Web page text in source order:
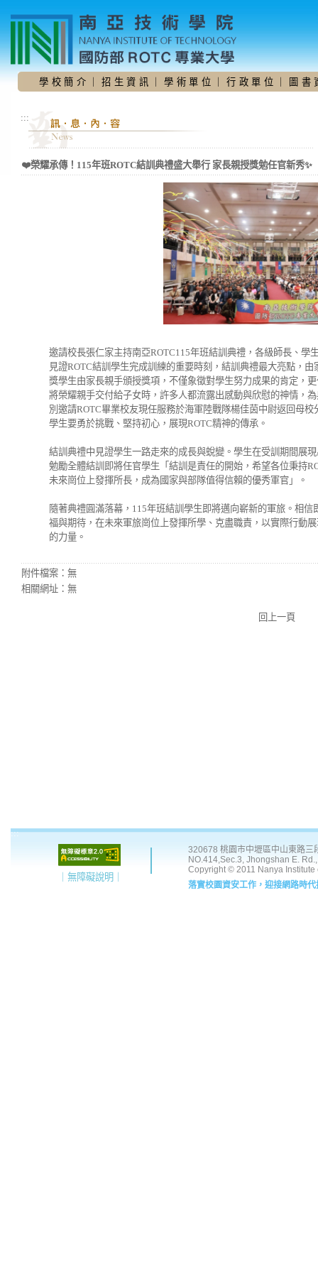
要
內
學 校 簡 介 招 生 資 訊 學 術 單 位 ｜行 政 單 位 圖 書
:::
❤️榮耀承傳！115年班ROTC結訓典禮盛大舉行 家長親授獎勉任官新秀✨
邀請校長張仁家主持南亞ROTC115年班結訓典禮，各級師長、學
見證ROTC結訓學生完成訓練的重要時刻，結訓典禮最大亮點，
獎學生由家長親手頒授獎項，不僅象徵對學生努力成果的肯定，
將榮耀親手交付給子女時，許多人都流露出感動與欣慰的神情，
別邀請ROTC畢業校友現任服務於海軍陸戰隊楊佳茵中尉返回母
學生要勇於挑戰、堅持初心，展現ROTC精神的傳承。
結訓典禮中見證學生一路走來的成長與蛻變。學生在受訓期間展
勉勵全體結訓即將任官學生「結訓是責任的開始，希望各位秉持
未來崗位上發揮所長，成為國家與部隊值得信賴的優秀軍官」。
隨著典禮圓滿落幕，115年班結訓學生即將邁向嶄新的軍旅。相
福與期待，在未來軍旅崗位上發揮所學、克盡職責，以實際行動
的力量。
附件檔案： 無
相關網址： 無
回上一頁
:::
｜無障礙說明｜
320678 桃園市中壢區中山東路
NO.414,Sec.3, Jhongshan E.
Copyright © 2011 Nanya Institute
落實校園資安工作，迎接網路